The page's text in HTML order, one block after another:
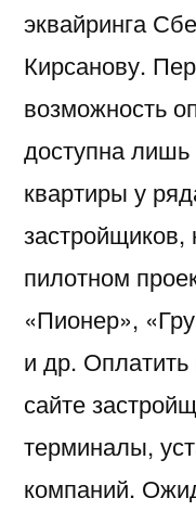
эквайринга
Кирсанову.
возможность
доступна лишь
квартиры у
застройщиков,
пилотном
«Пионер»,
и др.
сайте
терминалы,
компаний.